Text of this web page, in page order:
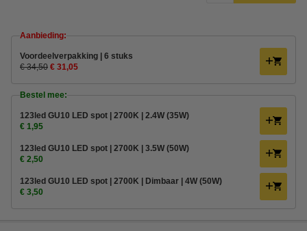
Aanbieding:
Voordeelverpakking | 6 stuks
€ 34,50 € 31,05
Bestel mee:
123led GU10 LED spot | 2700K | 2.4W (35W)
€ 1,95
123led GU10 LED spot | 2700K | 3.5W (50W)
€ 2,50
123led GU10 LED spot | 2700K | Dimbaar | 4W (50W)
€ 3,50